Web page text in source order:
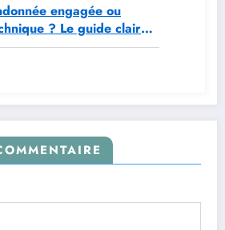
engagée ou
? Le guide clair